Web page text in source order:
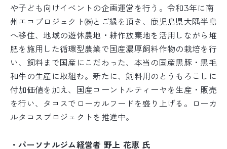
や子ども向けイベントの企画運営を行う。令和3年に南
州エコプロジェクト㈱とご縁を頂き、鹿児島県大隅半島
へ移住、地域の遊休農地・耕作放棄地を活用しながら堆
肥を施用した循環型農業で国産濃厚飼料作物の栽培を行
い、飼料まで国産にこだわった、本当の国産黒豚・黒毛
和牛の生産に取組む。新たに、飼料用のとうもろこしに
付加価値を加え、国産コーントルティーヤを生産・販売
を行い、タコスでローカルフードを盛り上げる。ローカ
ルタコスプロジェクトを推進中。
・パーソナルジム経営者 野上 花恵 氏